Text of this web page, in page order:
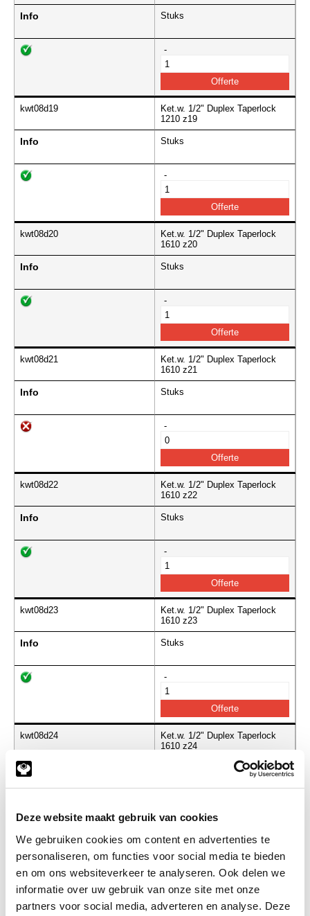
Deze website maakt gebruik van cookies
We gebruiken cookies om content en advertenties te
personaliseren, om functies voor social media te bieden
en om ons websiteverkeer te analyseren. Ook delen we
informatie over uw gebruik van onze site met onze
partners voor social media, adverteren en analyse. Deze
Info Stuks
-
kwt08d19
Ket.w. 1/2" Duplex Taperlock
1210 z19
Info Stuks
-
kwt08d20
Ket.w. 1/2" Duplex Taperlock
1610 z20
Info Stuks
-
kwt08d21
Ket.w. 1/2" Duplex Taperlock
1610 z21
Info Stuks
-
kwt08d22
Ket.w. 1/2" Duplex Taperlock
1610 z22
Info Stuks
-
kwt08d23
Ket.w. 1/2" Duplex Taperlock
1610 z23
Info Stuks
-
kwt08d24
Ket.w. 1/2" Duplex Taperlock
1610 z24
Info
kwt08d25
Ket.w. 1/2" Duplex Taperlock
2012 z25
Info Stuks